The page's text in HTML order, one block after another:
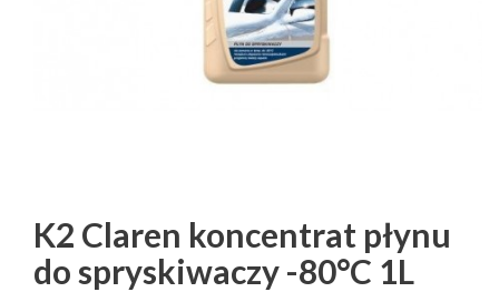
K2 Claren koncentrat płynu
do spryskiwaczy -80°C 1L